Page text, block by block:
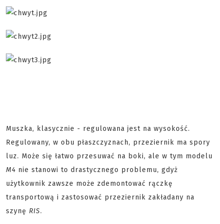
Muszka, klasycznie - regulowana jest na wysokość.
Regulowany, w obu płaszczyznach, przeziernik ma spory
luz. Może się łatwo przesuwać na boki, ale w tym modelu
M4 nie stanowi to drastycznego problemu, gdyż
użytkownik zawsze może zdemontować rączkę
transportową i zastosować przeziernik zakładany na
szynę RIS.